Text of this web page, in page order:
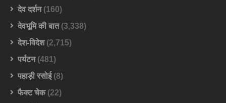
देव दर्शन(160)
देवभूमि की बात(3,338)
देश-विदेश(2,715)
पर्यटन(481)
पहाड़ी रसोई(8)
फैक्ट चेक(22)